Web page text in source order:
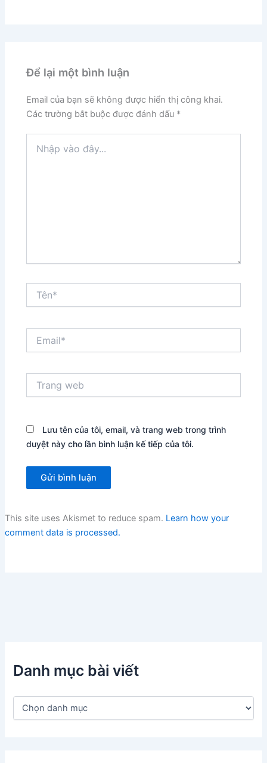
Để lại một bình luận
Email của bạn sẽ không được hiển thị công khai.
Các trường bắt buộc được đánh dấu *
vào
web
Lưu tên của tôi, email, và trang web trong trình
duyệt này cho lần bình luận kế tiếp của tôi.
This site uses Akismet to reduce spam. Learn how your
comment data is processed.
Danh mục bài viết
D